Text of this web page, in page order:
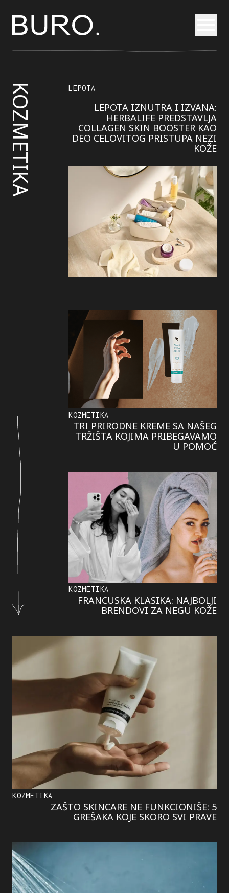
KOZMETIKA LEPOTA
LEPOTA IZNUTRA I IZVANA:
HERBALIFE PREDSTAVLJA
COLLAGEN SKIN BOOSTER KAO
DEO CELOVITOG PRISTUPA NEZI
KOŽE
KOZMETIKA
TRI PRIRODNE KREME SA NAŠEG
TRŽIŠTA KOJIMA PRIBEGAVAMO
U POMOĆ
KOZMETIKA
FRANCUSKA KLASIKA: NAJBOLJI
BRENDOVI ZA NEGU KOŽE
KOZMETIKA
ZAŠTO SKINCARE NE FUNKCIONIŠE: 5
GREŠAKA KOJE SKORO SVI PRAVE